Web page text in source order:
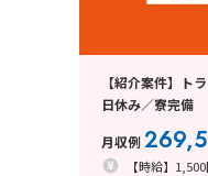
【紹介案件】ト
日休み／寮完備
月収例
【時給】